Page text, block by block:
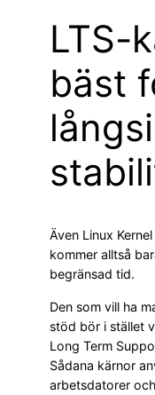
LTS-
bäst
Även Linux
kommer alltså
begränsad tid.
Den som vill ha
stöd bör i stället
Long Term
Sådana kärnor
arbetsdatorer